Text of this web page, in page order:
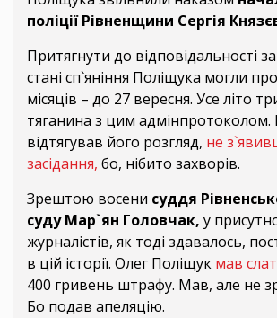
поліції Рівненщини Сергія
Притягнути до відповідальності
стані сп`яніння Поліщука могли
місяців – до 27 вересня. Усе літо
тяганина з цим адмінпротоколом.
відтягував його розгляд, не
засідання, бо, нібито захворів.
Зрештою восени суддя
суду Мар`ян Головчак, у
журналістів, як тоді здавалось,
в цій історії. Олег Поліщук мав
400 гривень штрафу. Мав, але не
Бо подав апеляцію.